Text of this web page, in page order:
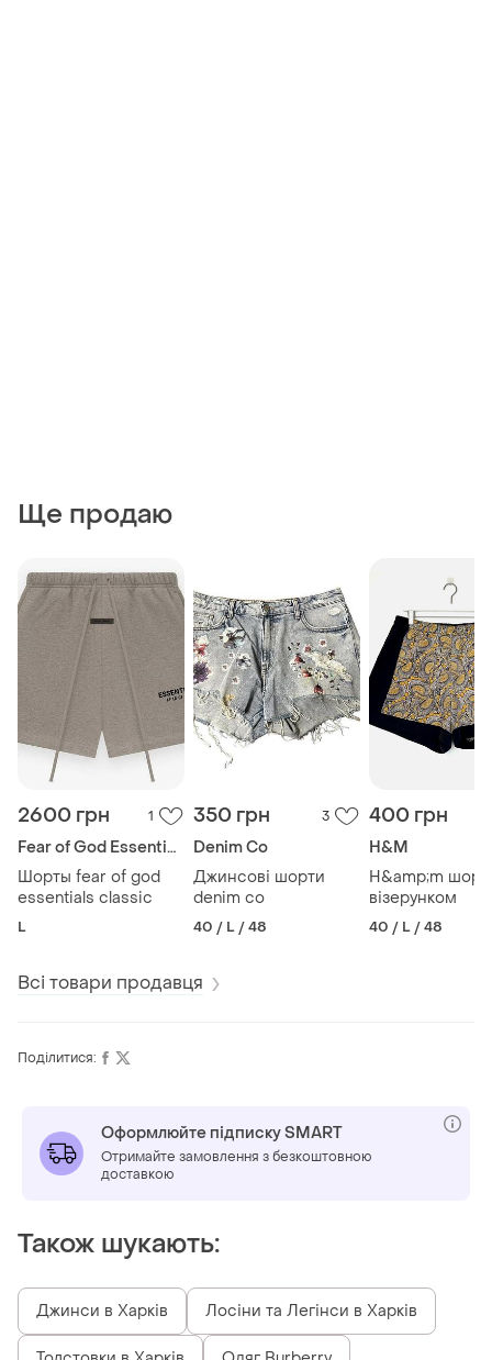
Ще продаю
2600 грн 1
Fear of God Essentials
Шорты fear of god
essentials classic
L
350 грн 3
Denim Co
Джинсові шорти
denim co
40 / L / 48
400 грн
H&M
H&amp;m
візерунком
40 / L / 48
Всі товари продавця
Поділитися:
Оформлюйте підписку SMART
Отримайте замовлення з безкоштовною
доставкою
Також шукають:
Джинси в Харків Лосіни та Легінси в Харків